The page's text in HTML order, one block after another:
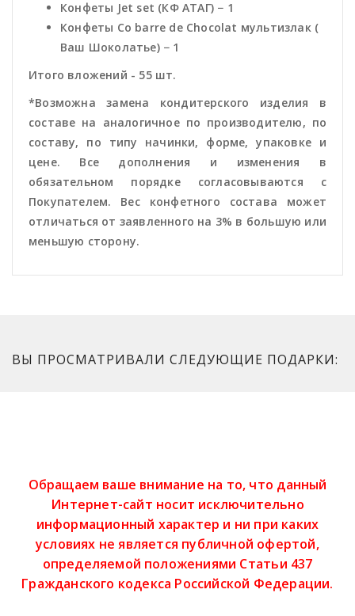
Конфеты Jet set (КФ АТАГ) − 1
Конфеты Co barre de Chocolat мультизлак (
Ваш Шоколатье) − 1
Итого вложений - 55 шт.
*Возможна замена кондитерского изделия в
составе на аналогичное по производителю, по
составу, по типу начинки, форме, упаковке и
цене. Все дополнения и изменения в
обязательном порядке согласовываются с
Покупателем. Вес конфетного состава может
отличаться от заявленного на 3% в большую или
меньшую сторону.
ВЫ ПРОСМАТРИВАЛИ СЛЕДУЮЩИЕ ПОДАРКИ:
Обращаем ваше внимание на то, что данный
Интернет-сайт носит исключительно
информационный характер и ни при каких
условиях не является публичной офертой,
определяемой положениями Статьи 437
Гражданского кодекса Российской Федерации.